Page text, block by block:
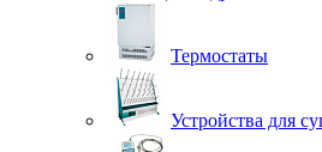
Термостаты
Устройства для